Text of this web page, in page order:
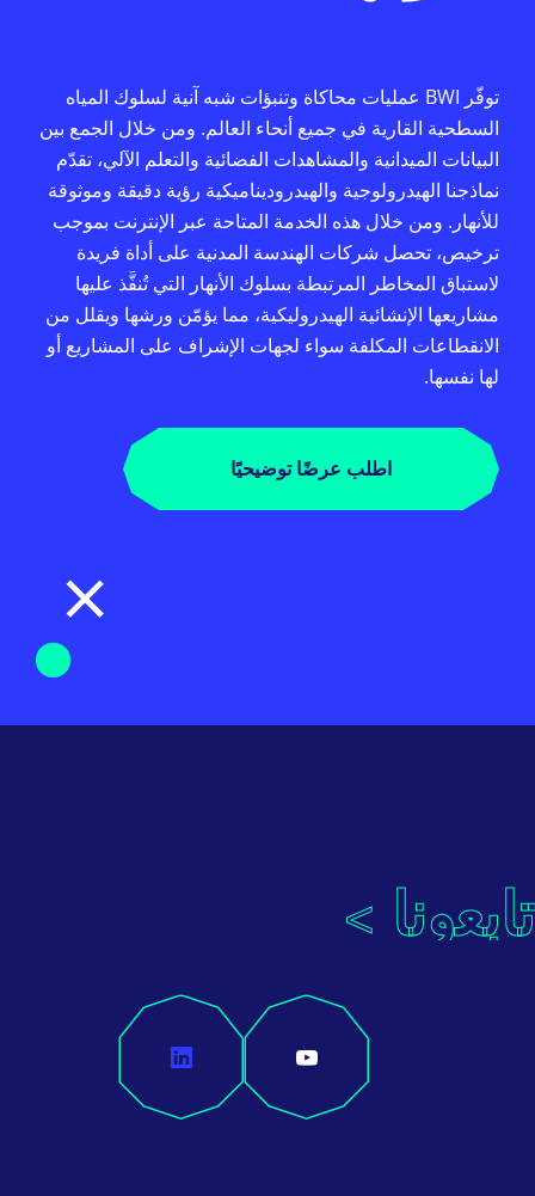
توفّر BWI عمليات محاكاة وتنبؤات شبه آنية لسلوك المياه
السطحية القارية في جميع أنحاء العالم. ومن خلال الجمع بين
البيانات الميدانية والمشاهدات الفضائية والتعلم الآلي، تقدّم
نماذجنا الهيدرولوجية والهيدروديناميكية رؤية دقيقة وموثوقة
للأنهار. ومن خلال هذه الخدمة المتاحة عبر الإنترنت بموجب
ترخيص، تحصل شركات الهندسة المدنية على أداة فريدة
لاستباق المخاطر المرتبطة بسلوك الأنهار التي تُنفَّذ عليها
مشاريعها الإنشائية الهيدروليكية، مما يؤمّن ورشها ويقلل من
الانقطاعات المكلفة سواء لجهات الإشراف على المشاريع أو
لها نفسها.
اطلب عرضًا توضيحيًا
ﺗﺎﺑﻌوﻧﺎ >